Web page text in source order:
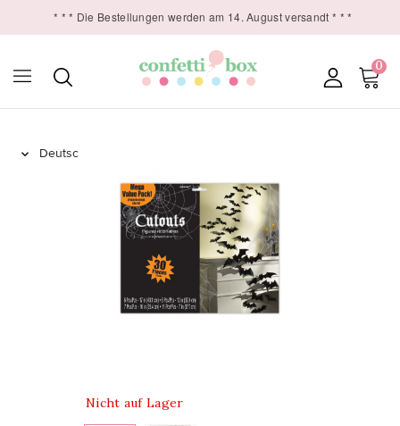
* * * Die Bestellungen werden am 14. August versandt * * *
0

Nicht auf Lager